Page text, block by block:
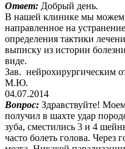
Ответ: Добрый день.
В нашей клинике мы можем
направленное на
определения тактики
выписку из истории
виде.
Зав. нейрохирургическим
М.Ю.
04.07.2014
Вопрос: Здравствуйте!
получил в шахте удар
зуба, сместились 3 и 4
часто болеть голова. Через